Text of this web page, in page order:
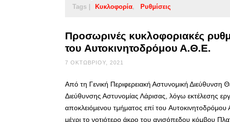
Tags | Κυκλοφορία Ρυθμίσεις
Προσωρινές κυκλοφοριακές
του Aυτοκινητοδρόμου Α.Θ.Ε.
7 ΟΚΤΩΒΡΊΟΥ, 2021
Από τη Γενική Περιφερειακή Αστυνομική Διεύθυνση
Διεύθυνσης Αστυνομίας Λάρισας, λόγω εκτέλεσης
αποκλειόμενου τμήματος επί του
μέχρι το νοτιότερο άκρο του ανισόπεδου κόμβου